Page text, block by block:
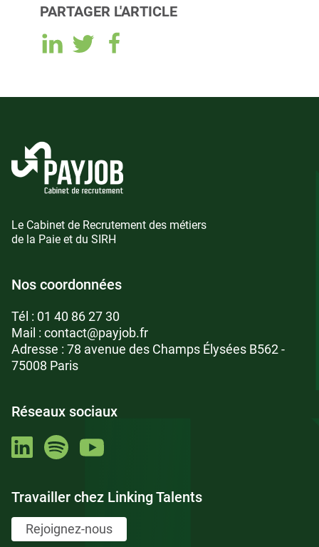
PARTAGER L'ARTICLE
Le Cabinet de Recrutement des métiers
de la Paie et du SIRH
Nos coordonnées
Tél : 01 40 86 27 30
Mail : contact@payjob.fr
Adresse : 78 avenue des Champs Élysées B562 -
75008 Paris
Réseaux sociaux
Travailler chez Linking Talents
Rejoignez-nous